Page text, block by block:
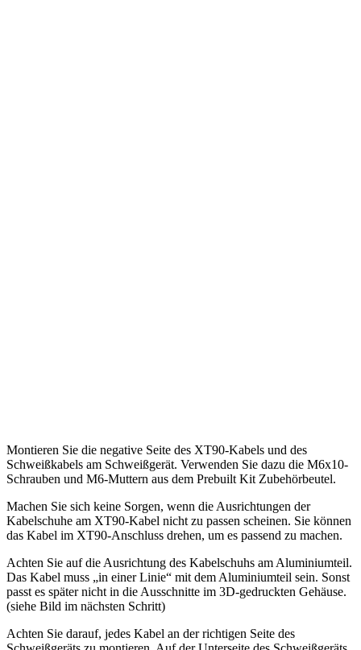
Montieren Sie die negative Seite des XT90-Kabels und des
Schweißkabels am Schweißgerät. Verwenden Sie dazu die M6x10-
Schrauben und M6-Muttern aus dem Prebuilt Kit Zubehörbeutel.
Machen Sie sich keine Sorgen, wenn die Ausrichtungen der
Kabelschuhe am XT90-Kabel nicht zu passen scheinen. Sie können
das Kabel im XT90-Anschluss drehen, um es passend zu machen.
Achten Sie auf die Ausrichtung des Kabelschuhs am Aluminiumteil.
Das Kabel muss „in einer Linie“ mit dem Aluminiumteil sein. Sonst
passt es später nicht in die Ausschnitte im 3D-gedruckten Gehäuse.
(siehe Bild im nächsten Schritt)
Achten Sie darauf, jedes Kabel an der richtigen Seite des